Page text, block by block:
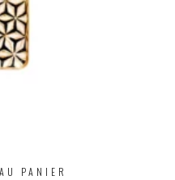
PANIER